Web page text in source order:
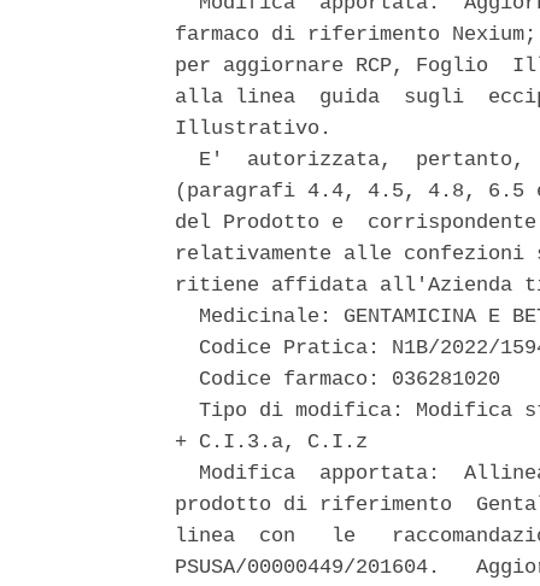
farmaco di riferimento
per aggiornare RCP, Foglio
alla linea  guida  sugli
Illustrativo.
E'  autorizzata,  pertanto,
(paragrafi 4.4, 4.5, 4.8, 6.5
del Prodotto e
relativamente alle
ritiene affidata all'Azienda
Medicinale: GENTAMICINA E
Codice Pratica: N1B/2022/
  Codice farmaco: 036281020
Tipo di modifica: Modifica
+ C.I.3.a, C.I.z
Modifica  apportata:
prodotto di riferimento
linea  con   le
PSUSA/00000449/201604.